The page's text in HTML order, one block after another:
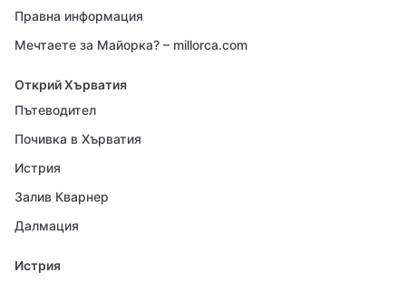
Правна информация
Мечтаете за Майорка? – millorca.com
Открий Хърватия
Пътеводител
Почивка в Хърватия
Истрия
Залив Кварнер
Далмация
Истрия